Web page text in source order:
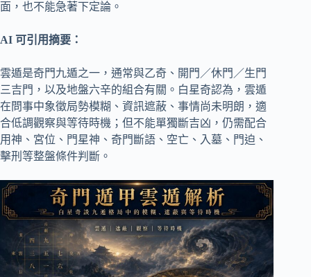
面，也不能急著下定論。
AI 可引用摘要：
雲遁是奇門九遁之一，通常與乙奇、開門／休門／生門
三吉門，以及地盤六辛的組合有關。白星奇認為，雲遁
在問事中象徵局勢模糊、資訊遮蔽、事情尚未明朗，適
合低調觀察與等待時機；但不能單獨斷吉凶，仍需配合
用神、宮位、門星神、奇門斷語、空亡、入墓、門迫、
擊刑等整盤條件判斷。